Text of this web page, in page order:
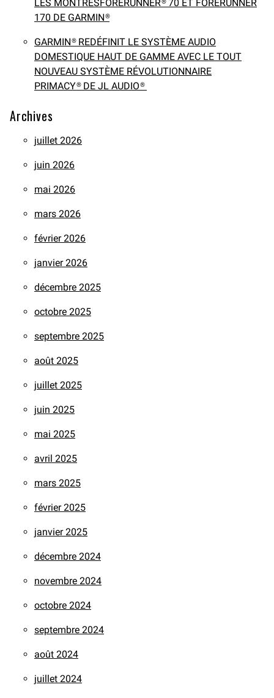
LES MONTRESFORERUNNER® 70 ET FORERUNNER
170 DE GARMIN®
GARMIN® REDÉFINIT LE SYSTÈME AUDIO
DOMESTIQUE HAUT DE GAMME AVEC LE TOUT
NOUVEAU SYSTÈME RÉVOLUTIONNAIRE
PRIMACY® DE JL AUDIO®
Archives
juillet 2026
juin 2026
mai 2026
mars 2026
février 2026
janvier 2026
décembre 2025
octobre 2025
septembre 2025
août 2025
juillet 2025
juin 2025
mai 2025
avril 2025
mars 2025
février 2025
janvier 2025
décembre 2024
novembre 2024
octobre 2024
septembre 2024
août 2024
juillet 2024